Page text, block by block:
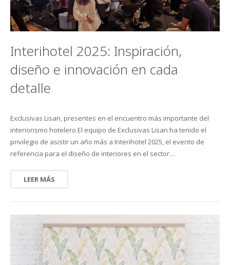
Interihotel 2025: Inspiración,
diseño e innovación en cada
detalle
Exclusivas Lisan, presentes en el encuentro más importante del
interiorismo hotelero El equipo de Exclusivas Lisan ha tenido el
privilegio de asistir un año más a Interihotel 2025, el evento de
referencia para el diseño de interiores en el sector…
LEER MÁS